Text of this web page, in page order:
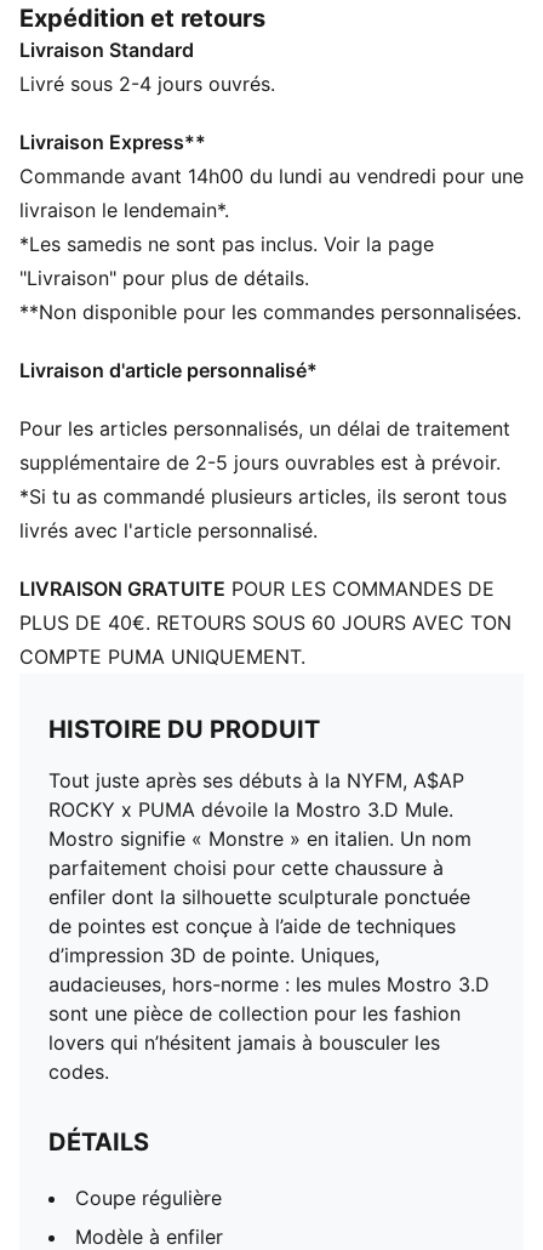
techniques d’impression 3D de pointe. Uniques,
audacieuses, hors-norme : les mules Mostro 3.D sont
une pièce de collection pour les fashion lovers qui
DÉTAILS
Coupe régulière
Modèle à enfiler
Boîte à chaussures signature A$AP ROCKY x PUMA
Logo PUMA Cat
Expédition et retours
Livraison Standard
Livré sous 2-4 jours ouvrés.
Livraison Express**
Commande avant 14h00 du lundi au vendredi pour une
livraison le lendemain*.
*Les samedis ne sont pas inclus. Voir la page
"Livraison" pour plus de détails.
**Non disponible pour les commandes personnalisées.
Livraison d'article personnalisé*
Pour les articles personnalisés, un délai de traitement
supplémentaire de 2-5 jours ouvrables est à prévoir.
*Si tu as commandé plusieurs articles, ils seront tous
livrés avec l'article personnalisé.
LIVRAISON GRATUITE POUR LES COMMANDES DE
PLUS DE 40€. RETOURS SOUS 60 JOURS AVEC TON
COMPTE PUMA UNIQUEMENT.
HISTOIRE DU PRODUIT
Tout juste après ses débuts à la NYFM, A$AP
ROCKY x PUMA dévoile la Mostro 3.D Mule.
Mostro signifie « Monstre » en italien. Un nom
parfaitement choisi pour cette chaussure à
enfiler dont la silhouette sculpturale ponctuée
de pointes est conçue à l’aide de techniques
d’impression 3D de pointe. Uniques,
audacieuses, hors-norme : les mules Mostro 3.D
sont une pièce de collection pour les fashion
lovers qui n’hésitent jamais à bousculer les
codes.
DÉTAILS
Coupe régulière
Modèle à enfiler